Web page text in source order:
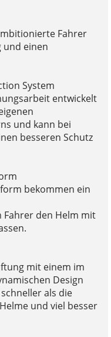
Fahrer
und einen
System
entwickelt
und kann bei
besseren Schutz
bekommen ein
Fahrer den Helm mit
mit einem im
Design
als die
und viel besser